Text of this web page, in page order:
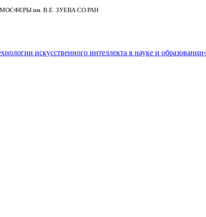
им. В.Е. ЗУЕВА СО РАН
искусственного интеллекта в науке и